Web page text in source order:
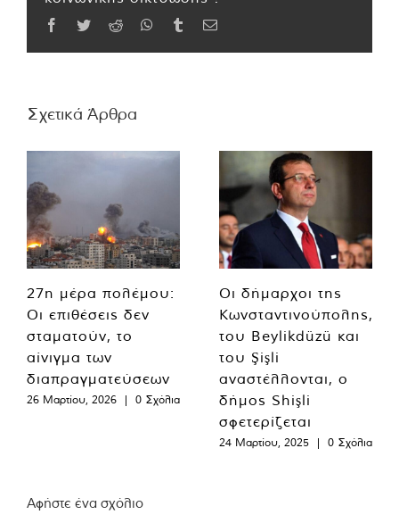
Facebook
TwitterReddit WhatsApp
TumblrEmail
Σχετικά Άρθρα
27η μέρα πολέμου:
Οι επιθέσεις δεν
σταματούν, το
αίνιγμα των
διαπραγματεύσεων
26 Μαρτίου, 2026 | 0 Σχόλια
Οι δήμαρχοι της
Κωνσταντινούπολης,
του Beylikdüzü και
του Şişli
αναστέλλονται, ο
δήμος Shişli
σφετερίζεται
24 Μαρτίου, 2025 | 0 Σχόλια
Αφήστε ένα σχόλιο